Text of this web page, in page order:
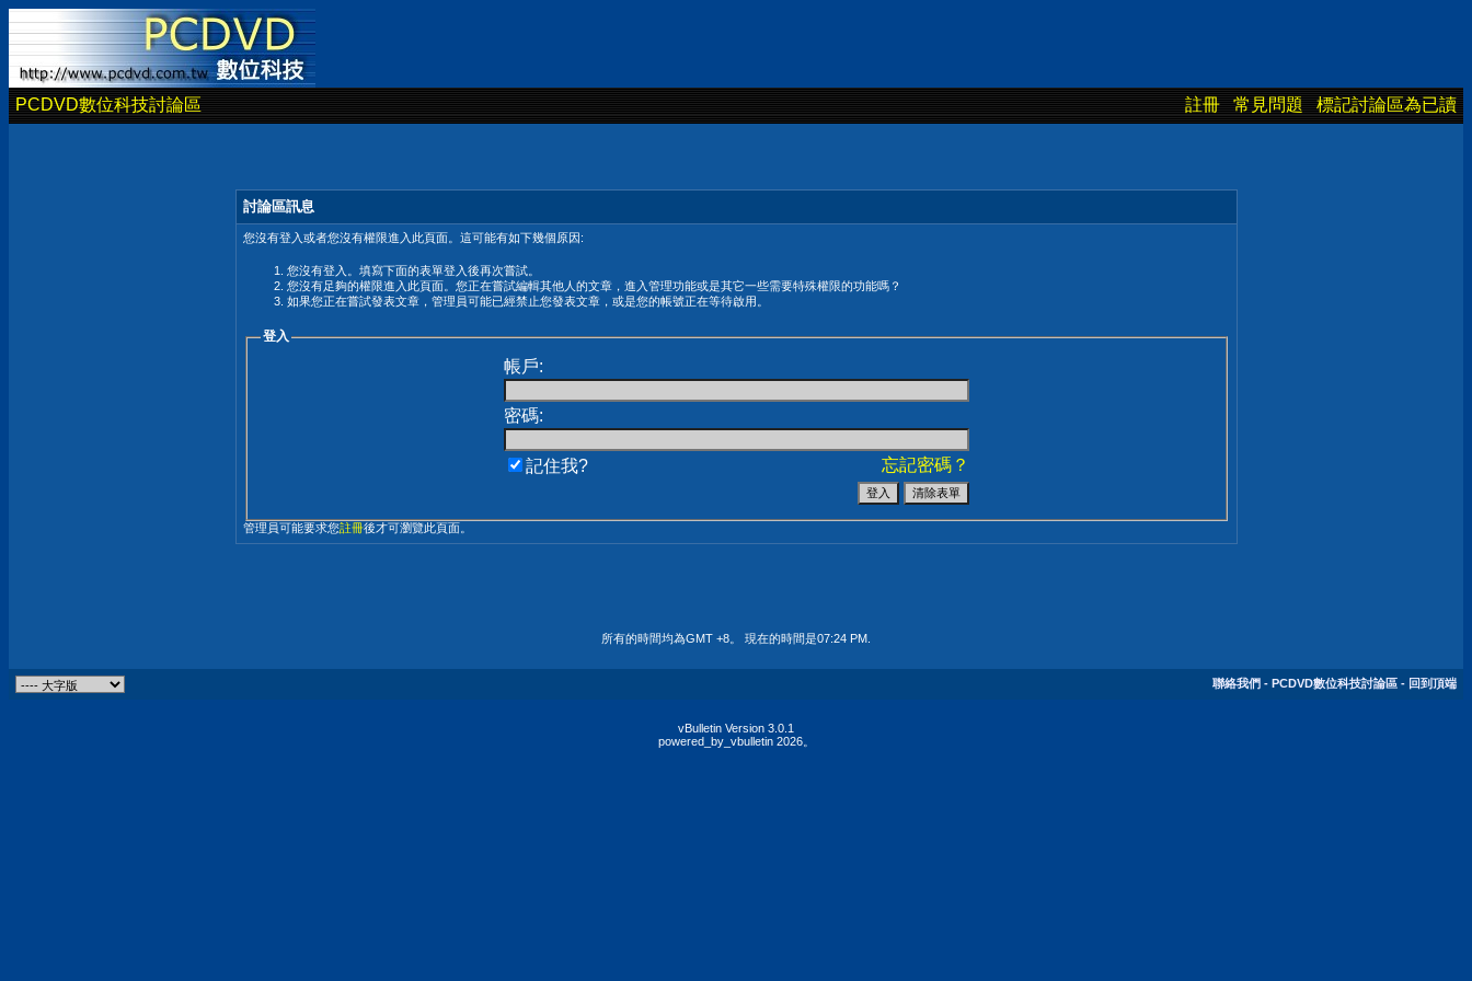
PCDVD數位科技討論區 註冊 常見問題 標記討論區為已讀
討論區訊息
您沒有登入或者您沒有權限進入此頁面。這可能有如下幾個原因:
您沒有登入。填寫下面的表單登入後再次嘗試。
您沒有足夠的權限進入此頁面。您正在嘗試編輯其他人的文章，進入管理功能或是其它一些需要特殊權限的功能嗎？
如果您正在嘗試發表文章，管理員可能已經禁止您發表文章，或是您的帳號正在等待啟用。
登入
帳戶:
密碼:
忘記密碼？
記住我?
管理員可能要求您註冊後才可瀏覽此頁面。
所有的時間均為GMT +8。 現在的時間是07:24 PM
聯絡我們 - PCDVD數位科技討論區 - 回到頂端
vBulletin Version 3.0.1
powered_by_vbulletin 2026。